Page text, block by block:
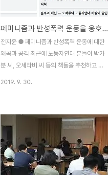
지나도 자본주의를 유지하는 데 필요한 노동
의 종류를 기술하고 있다. 그것은 매일같이
일터로 나오도록 하기위해 노동자들을 준비
시키고, 병들거나 은퇴한 노동자들을 돌보고,
새로운 노동자들(즉, 아기들)을 만드는 것이
다. ..
페미니즘과 반성폭력 운동을 옹호하며
전지윤 ● 페미니즘과 반성폭력 운동에 대한
왜곡과 공격 최근에 노동자연대 분들이 박가
분 씨, 오세라비 씨 등의 책들을 추천하고 격
닿는 부분이 있다’고도 했다. 새삼스럽진 않
다. 노연 분들의 페미니즘에 대한 태도가 저
필자들이나 책들과 가까운 점이 많기 때문이
다. 노연 분들은 기본적으로 페미니즘이 계급
투쟁을 분열, 약화시킨다고 보며, 남성 여성
2019. 9. 30.